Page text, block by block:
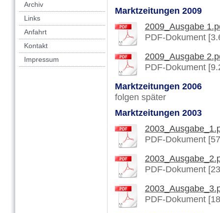
Archiv
Links
Anfahrt
Kontakt
Impressum
Marktzeitungen 2009
2009_Ausgabe
PDF-Dokument
2009_Ausgabe
PDF-Dokument
Marktzeitungen 2006
folgen später
Marktzeitungen 2003
PDF-Dokument
PDF-Dokument
PDF-Dokument